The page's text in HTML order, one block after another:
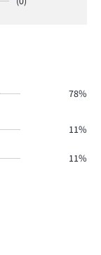
78%
11%
11%